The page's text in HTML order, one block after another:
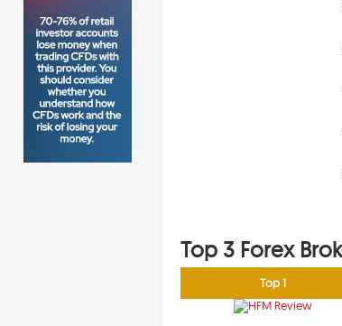
Top 3 Forex
Top 1